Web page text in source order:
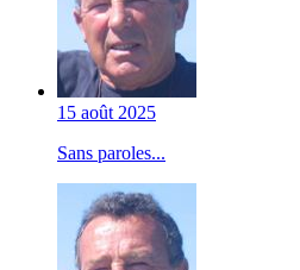
15 août 2025
Sans paroles...